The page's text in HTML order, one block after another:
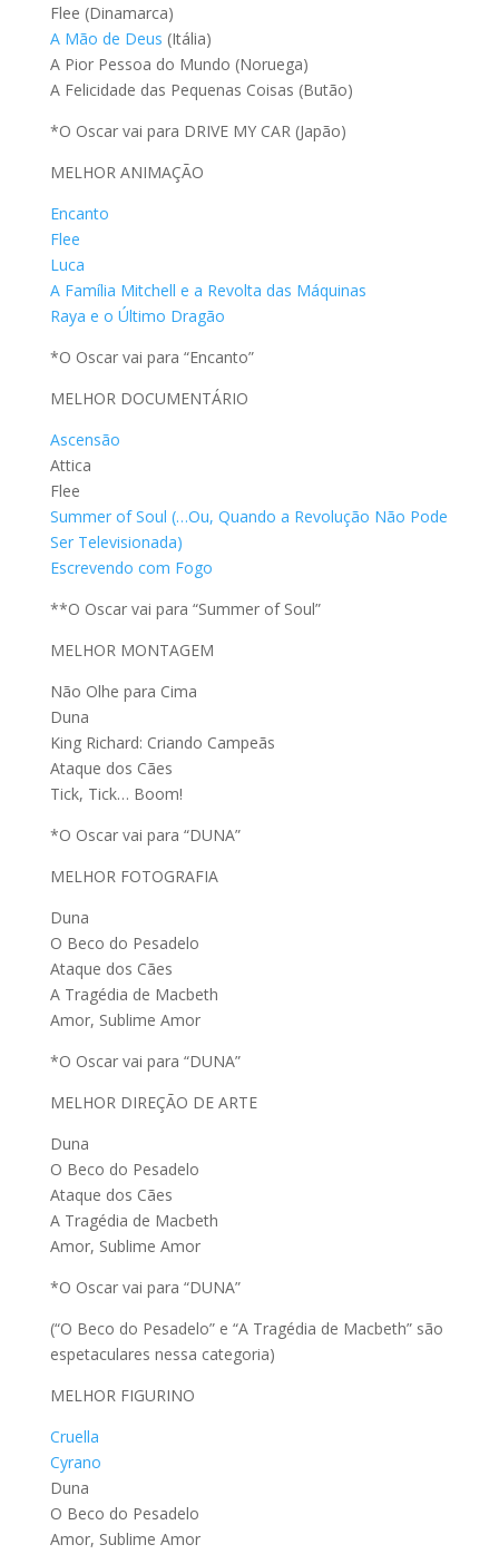
Flee (Dinamarca)
A Mão de Deus (Itália)
A Pior Pessoa do Mundo (Noruega)
A Felicidade das Pequenas Coisas (Butão)
*O Oscar vai para DRIVE MY CAR (Japão)
MELHOR ANIMAÇÃO
Encanto
Flee
Luca
A Família Mitchell e a Revolta das Máquinas
Raya e o Último Dragão
*O Oscar vai para “Encanto”
MELHOR DOCUMENTÁRIO
Ascensão
Attica
Flee
Summer of Soul (…Ou, Quando a Revolução Não Pode
Ser Televisionada)
Escrevendo com Fogo
**O Oscar vai para “Summer of Soul”
MELHOR MONTAGEM
Não Olhe para Cima
Duna
King Richard: Criando Campeãs
Ataque dos Cães
Tick, Tick… Boom!
*O Oscar vai para “DUNA”
MELHOR FOTOGRAFIA
Duna
O Beco do Pesadelo
Ataque dos Cães
A Tragédia de Macbeth
Amor, Sublime Amor
*O Oscar vai para “DUNA”
MELHOR DIREÇÃO DE ARTE
Duna
O Beco do Pesadelo
Ataque dos Cães
A Tragédia de Macbeth
Amor, Sublime Amor
*O Oscar vai para “DUNA”
(“O Beco do Pesadelo” e “A Tragédia de Macbeth” são
espetaculares nessa categoria)
MELHOR FIGURINO
Cruella
Cyrano
Duna
O Beco do Pesadelo
Amor, Sublime Amor